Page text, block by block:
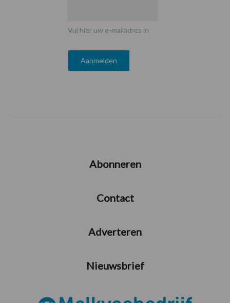
Vul hier uw e-mailadres in
Abonneren
Contact
Adverteren
Nieuwsbrief